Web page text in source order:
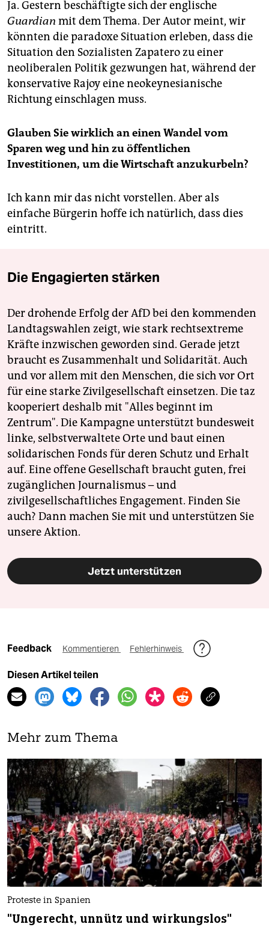
Ja. Gestern beschäftigte sich der englische
Guardian mit dem Thema. Der Autor meint, wir
könnten die paradoxe Situation erleben, dass die
Situation den Sozialisten Zapatero zu einer
neoliberalen Politik gezwungen hat, während der
konservative Rajoy eine neokeynesianische
Richtung einschlagen muss.
Glauben Sie wirklich an einen Wandel vom
Sparen weg und hin zu öffentlichen
Investitionen, um die Wirtschaft anzukurbeln?
Ich kann mir das nicht vorstellen. Aber als
einfache Bürgerin hoffe ich natürlich, dass dies
eintritt.
Die Engagierten stärken
Der drohende Erfolg der AfD bei den kommenden
Landtagswahlen zeigt, wie stark rechtsextreme
Kräfte inzwischen geworden sind. Gerade jetzt
braucht es Zusammenhalt und Solidarität. Auch
und vor allem mit den Menschen, die sich vor Ort
für eine starke Zivilgesellschaft einsetzen. Die taz
kooperiert deshalb mit "Alles beginnt im
Zentrum". Die Kampagne unterstützt bundesweit
linke, selbstverwaltete Orte und baut einen
solidarischen Fonds für deren Schutz und Erhalt
auf. Eine offene Gesellschaft braucht guten, frei
zugänglichen Journalismus – und
zivilgesellschaftliches Engagement. Finden Sie
auch? Dann machen Sie mit und unterstützen Sie
unsere Aktion.
Jetzt unterstützen
Feedback Kommentieren Fehlerhinweis
Diesen Artikel teilen
Mehr zum Thema
Proteste in Spanien
"Ungerecht, unnütz und wirkungslos"